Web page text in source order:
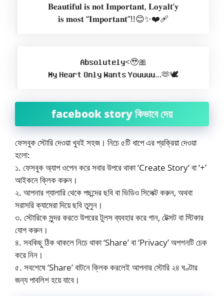
𝐁𝐞𝐚𝐮𝐭𝐢𝐟𝐮𝐥 𝐢𝐬 𝐧𝐨𝐭 𝐈𝐦𝐩𝐨𝐫𝐭𝐚𝐧𝐭, 𝐋𝐨𝐲𝐚𝐥𝐭’𝐲
𝐢𝐬 𝐦𝐨𝐬𝐭 “𝐈𝐦𝐩𝐨𝐫𝐭𝐚𝐧𝐭”!!😊✨❤️‍🩹
𝐀𝐛𝐬𝐨𝐥𝐮𝐭𝐞𝐥𝐲<🥹🎀
𝐌𝐲 𝐇𝐞𝐚𝐫𝐭 𝐎𝐧𝐥𝐲 𝐖𝐚𝐧𝐭𝐬 𝐘𝐨𝐮𝐮𝐮𝐮…🫶🕊️
facebook story কিভাবে দেয়
ফেসবুক স্টোরি দেওয়া খুবই সহজ। নিচে ৫টি ধাপে এর প্রক্রিয়া দেওয়া
হলো:
​১. ফেসবুক অ্যাপ ওপেন করে সবার উপরে থাকা ‘Create Story’ বা ‘+’
আইকনে ক্লিক করুন।
২. আপনার গ্যালারি থেকে পছন্দের ছবি বা ভিডিও সিলেক্ট করুন, অথবা
সরাসরি ক্যামেরা দিয়ে ছবি তুলুন।
৩. স্টোরিকে সুন্দর করতে উপরের টুলস ব্যবহার করে গান, টেক্সট বা স্টিকার
যোগ করুন।
৪. সবকিছু ঠিক থাকলে নিচে থাকা ‘Share’ বা ‘Privacy’ অপশনটি চেক
করে নিন।
৫. সবশেষে ‘Share’ বাটনে ক্লিক করলেই আপনার স্টোরি ২৪ ঘণ্টার
জন্য পাবলিশ হয়ে যাবে।